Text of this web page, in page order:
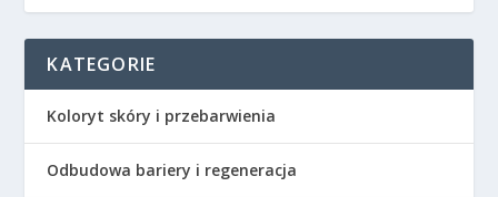
KATEGORIE
Koloryt skóry i przebarwienia
Odbudowa bariery i regeneracja